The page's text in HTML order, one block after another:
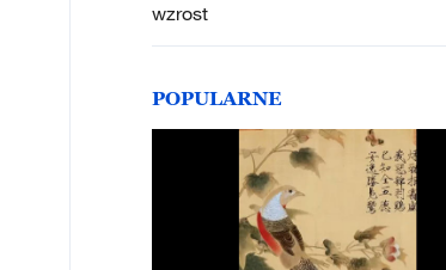
wzrost
POPULARNE